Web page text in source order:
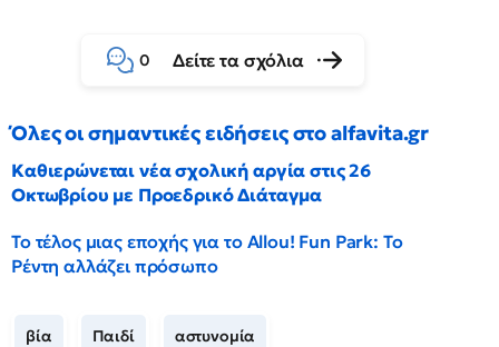
0 Δείτε τα σχόλια
Όλες οι σημαντικές ειδήσεις στο alfavita.gr
Καθιερώνεται νέα σχολική αργία στις 26
Οκτωβρίου με Προεδρικό Διάταγμα
Το τέλος μιας εποχής για το Allou! Fun Park: Το
Ρέντη αλλάζει πρόσωπο
βία Παιδί αστυνομία